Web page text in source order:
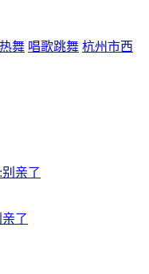
热舞 唱歌跳舞 杭州市西
了